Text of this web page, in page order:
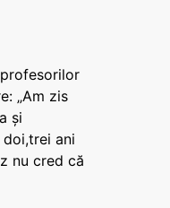
„Am zis
și
ani
nu cred că